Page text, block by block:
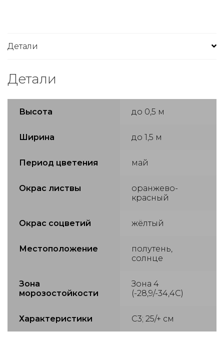
Детали
Детали
Высота до 0,5 м
Ширина до 1,5 м
Период цветения май
Окрас листвы
оранжево-
красный
Окрас соцветий жёлтый
Местоположение
полутень,
солнце
Зона
морозостойкости
Зона 4
(-28,9/-34,4С)
Характеристики C3; 25/+ см